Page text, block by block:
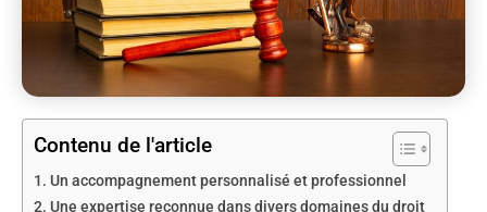
Contenu de l'article
Un accompagnement personnalisé et professionnel
Une expertise reconnue dans divers domaines du droit